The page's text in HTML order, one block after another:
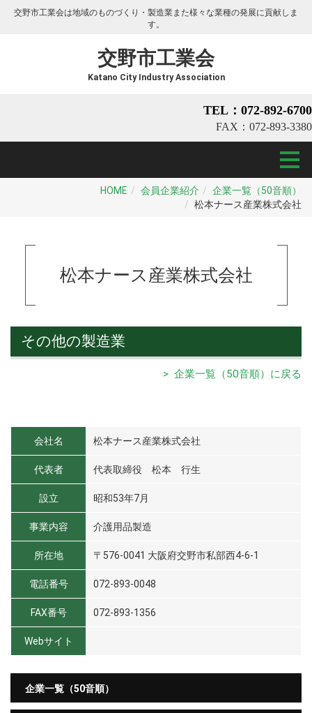
交野市工業会は地域のものづくり・製造業また様々な業種の発展に貢献しま
す。
交野市工業会
Katano City Industry Association
TEL：072-892-6700
FAX：072-893-3380
HOME 会員企業紹介
企業一覧（50音順）
松本ナース産業株式会社
松本ナース産業株式会社
その他の製造業
> 企業一覧（50音順）に戻る
会社名 松本ナース産業株式会社
代表者 代表取締役 松本 行生
設立 昭和53年7月
事業内容 介護用品製造
所在地 〒576-0041 大阪府交野市私部西4-6-1
電話番号 072-893-0048
FAX番号 072-893-1356
Webサイト
企業一覧（50音順）